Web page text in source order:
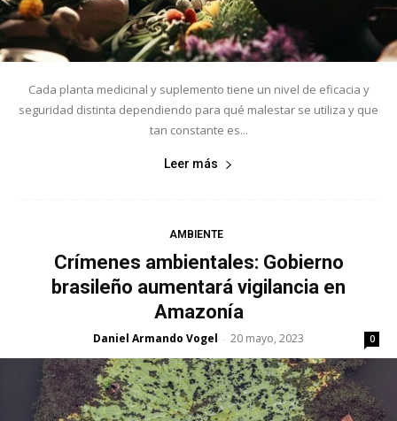
Cada planta medicinal y suplemento tiene un nivel de eficacia y
seguridad distinta dependiendo para qué malestar se utiliza y que
tan constante es...
Leer más
AMBIENTE
Crímenes ambientales: Gobierno
brasileño aumentará vigilancia en
Amazonía
Daniel Armando Vogel - 20 mayo, 2023 0